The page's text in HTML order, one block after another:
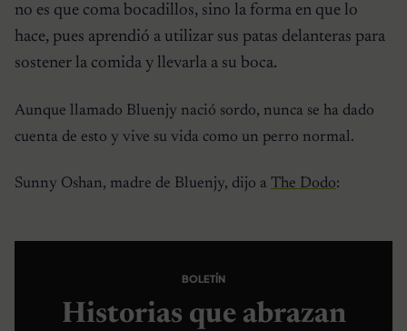
no es que coma bocadillos, sino la forma en que lo
hace, pues aprendió a utilizar sus patas delanteras para
sostener la comida y llevarla a su boca.
Aunque llamado Bluenjy nació sordo, nunca se ha dado
cuenta de esto y vive su vida como un perro normal.
Sunny Oshan, madre de Bluenjy, dijo a The Dodo:
BOLETÍN
Historias que abrazan